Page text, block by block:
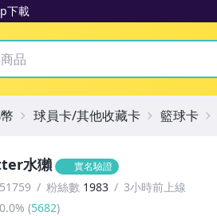
下載
水獺 實名驗證
粉絲數 1983
3小時前上線
(5682)
球員卡/其他收藏卡 籃球卡